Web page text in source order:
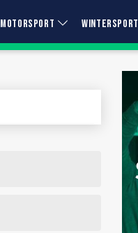
MOTORSPORT WINTERSPORT